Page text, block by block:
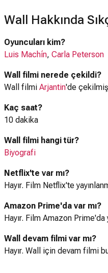
Wall Hakkında
Oyuncuları kim?
Luis Machín, Carla Peterson
Wall filmi nerede çekildi?
Wall filmi Arjantin'de
Kaç saat?
10 dakika
Wall filmi hangi tür?
Biyografi
Netflix'te var mı?
Hayır. Film Netflix'te
Amazon Prime'da var mı?
Hayır. Film Amazon Prime'da
Wall devam filmi var mı?
Hayır. Wall için devam filmi